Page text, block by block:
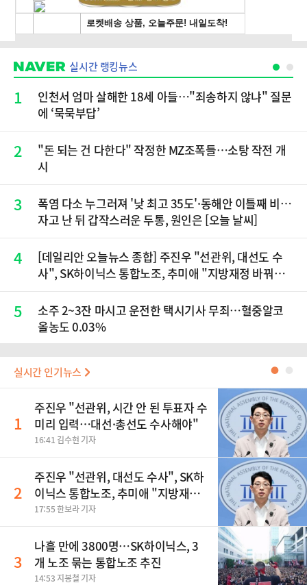
실시간 랭킹뉴스
1
인천서 엄마 살해한 18세 아들…"죄송하지 않냐" 질문
에 ‘묵묵부답’
2
"돈 되는 건 다한다" 작정한 MZ조폭들…소탕 작전 개
시
3
폭염 다소 누그러져 '낮 최고 35도'·동해안 이틀째 비…
자고 난 뒤 갑작스러운 두통, 원인은 [오늘 날씨]
4
[데일리안 오늘뉴스 종합] 주진우 "선관위, 대선도 수
사", SK하이닉스 통합노조, 추미애 "지방재정 바꿔
5
소주 2~3잔 마시고 운전한 택시기사 무죄…혈중알코
올농도 0.03%
실시간 인기뉴스 ●
1
주진우 "선관위, 시간 안 된 투표자 수
미리 입력…대선·총선도 수사해야"
16:41 김수현 기자
2
주진우 "선관위, 대선도 수사", SK하
이닉스 통합노조, 추미애 "지방재정
바꿔야", 세제개편 이달 정리 등
17:55 한보라 기자
3
나흘 만에 3800명…SK하이닉스, 3
개 노조 묶는 통합노조 추진
14:53 지봉철 기자